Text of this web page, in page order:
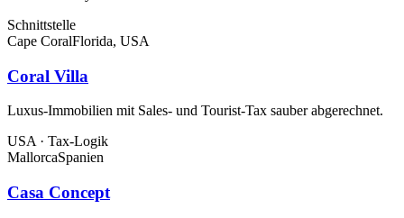
Schnittstelle
Cape CoralFlorida, USA
Coral Villa
Luxus-Immobilien mit Sales- und Tourist-Tax sauber abgerechnet.
USA · Tax-Logik
MallorcaSpanien
Casa Concept